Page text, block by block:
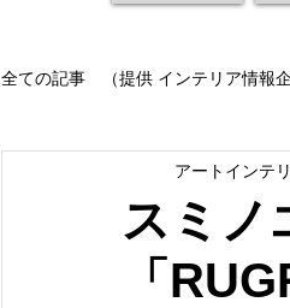
全ての記事 （提供 インテリア情報企
スミノ
「
アートインテ